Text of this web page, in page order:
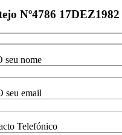
Nº4786 17DEZ1982
seu nome
seu email
Telefónico